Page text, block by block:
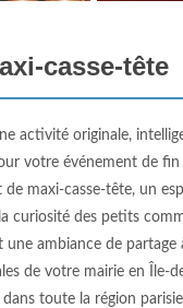
casse-tête
activité originale,
votre événement de
maxi-casse-tête, un
curiosité des petits
ambiance de
de votre mairie en Île-
dans toute la région